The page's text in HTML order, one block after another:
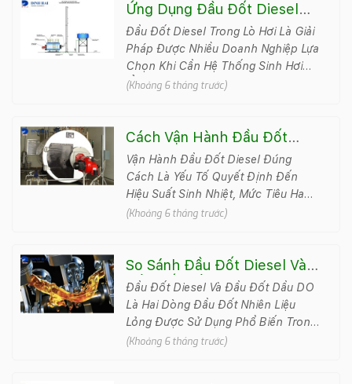
Ứng Dụng Đầu Đốt Diesel
Trong Lò Hơi – Giải Pháp
Linh Hoạt Cho Nhiều Hệ
Thống Công Nghiệp
Đầu Đốt Diesel Trong Lò Hơi Là Giải
Pháp Được Nhiều Doanh Nghiệp Lựa
Chọn Khi Cần Hệ Thống Sinh Hơi
Ổn Định, Dễ Vận Hành Và Không
(Khoảng 6 tháng trước)
Cách Vận Hành Đầu Đốt
Diesel Đúng Kỹ Thuật, An
Toàn
Vận Hành Đầu Đốt Diesel Đúng
Cách Là Yếu Tố Quyết Định Đến
Hiệu Suất Sinh Nhiệt, Mức Tiêu Hao
Nhiên Liệu Và Độ An Toàn Của Toàn
(Khoảng 6 tháng trước)
So Sánh Đầu Đốt Diesel Và
Đầu Đốt Dầu DO – Nên Chọn
Loại Nào Phù Hợp?
Đầu Đốt Diesel Và Đầu Đốt Dầu DO
Là Hai Dòng Đầu Đốt Nhiên Liệu
Lỏng Được Sử Dụng Phổ Biến Trong
Hệ Thống Lò Hơi, Lò Sấy Và Lò Nung
(Khoảng 6 tháng trước)